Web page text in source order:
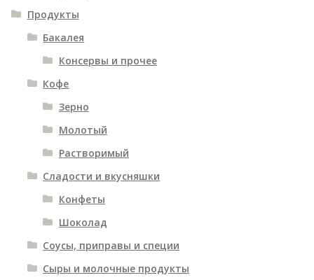
Продукты
Бакалея
Консервы и прочее
Кофе
Зерно
Молотый
Растворимый
Сладости и вкусняшки
Конфеты
Шоколад
Соусы, приправы и специи
Сыры и молочные продукты